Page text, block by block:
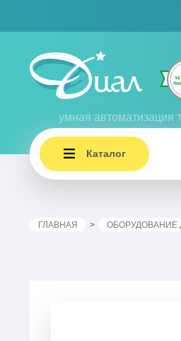
умная автоматизация
Каталог
ГЛАВНАЯ ОБОРУДОВАНИЕ